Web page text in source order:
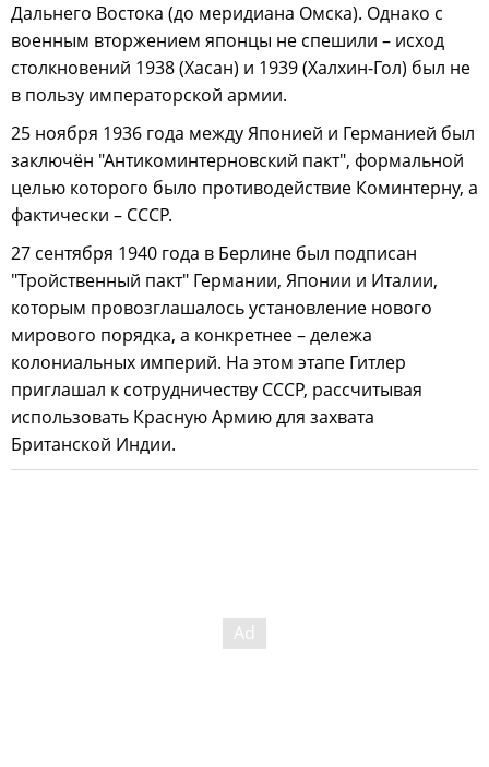
Дальнего Востока (до меридиана Омска). Однако с
военным вторжением японцы не спешили – исход
столкновений 1938 (Хасан) и 1939 (Халхин-Гол) был не
в пользу императорской армии.
25 ноября 1936 года между Японией и Германией был
заключён "Антикоминтерновский пакт", формальной
целью которого было противодействие Коминтерну, а
фактически – СССР.
27 сентября 1940 года в Берлине был подписан
"Тройственный пакт" Германии, Японии и Италии,
которым провозглашалось установление нового
мирового порядка, а конкретнее – дележа
колониальных империй. На этом этапе Гитлер
приглашал к сотрудничеству СССР, рассчитывая
использовать Красную Армию для захвата
Британской Индии.